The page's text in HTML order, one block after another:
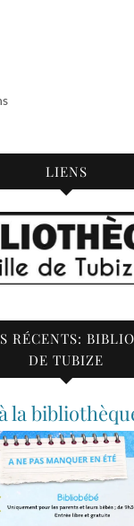
LIENS
RÉCENTS:
DE TUBIZE
la